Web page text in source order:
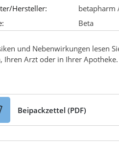
Hersteller:
betapharm
Beta
und Nebenwirkungen lesen
Ihren Arzt oder in Ihrer Apotheke.
Beipackzettel (PDF)